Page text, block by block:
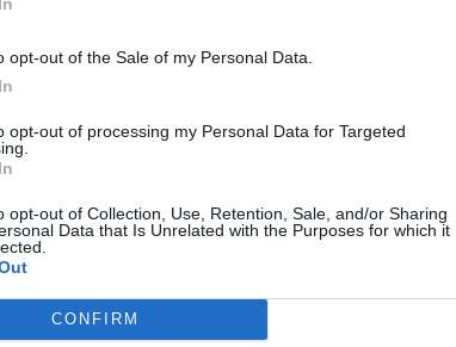
opt-out of the Sale of my Personal Data.
opt-out of processing my Personal Data for Targeted
opt-out of Collection, Use, Retention, Sale, and/or Sharing
Data that Is Unrelated with the Purposes for which it
CONFIRM
... cuya madre reside legalmente en
Chalet para seis menores extranjeros
con piscina, jardín, móviles,
consolas y videojuegos... Todo muy
de donde vengan, estamos hablando
a la infancia debe ser uno de los
sociales".